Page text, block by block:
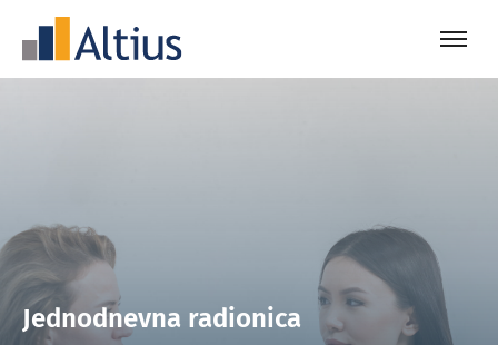
Jednodnevna radionica